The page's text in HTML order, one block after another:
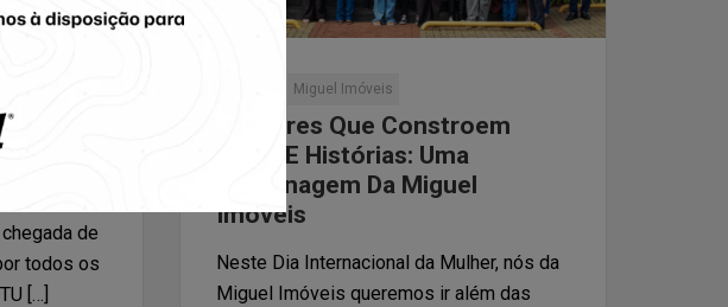
de
todos os
[…]
Miguel Imóveis
Mulheres Que Constroem
Lares E Histórias: Uma
Homenagem Da Miguel
Imóveis
Neste Dia Internacional da Mulher, nós da
Miguel Imóveis queremos ir além das